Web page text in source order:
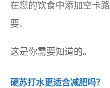
在您的饮食中添加空卡
要。
这是你需要知道的。
硬苏打水更适合减肥吗？